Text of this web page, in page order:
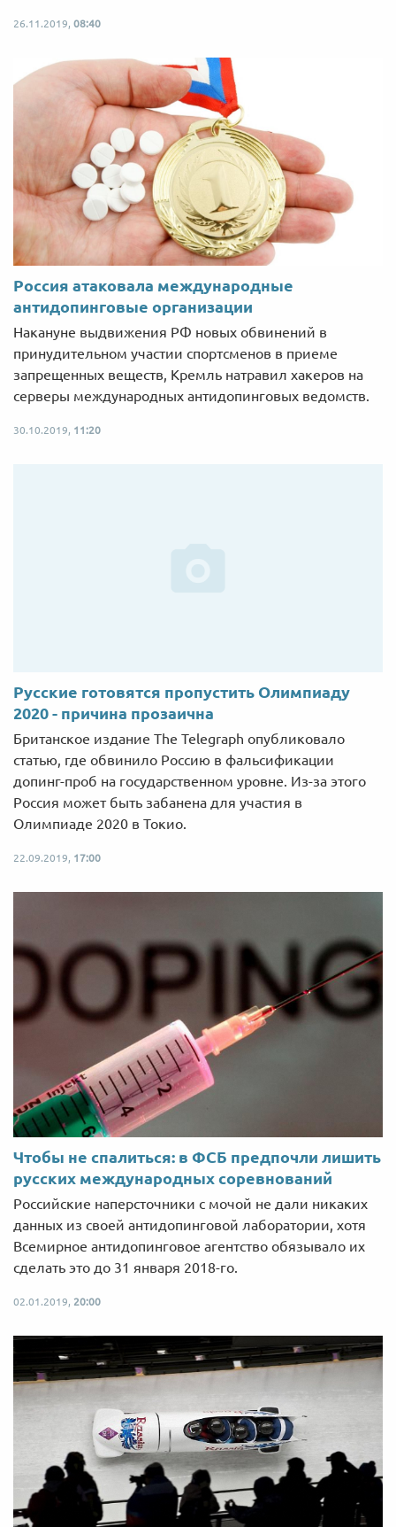
26.11.2019, 08:40
Россия атаковала международные
антидопинговые организации
Накануне выдвижения РФ новых обвинений в
принудительном участии спортсменов в приеме
запрещенных веществ, Кремль натравил хакеров на
серверы международных антидопинговых ведомств.
30.10.2019, 11:20
Русские готовятся пропустить Олимпиаду
2020 - причина прозаична
Британское издание The Telegraph опубликовало
статью, где обвинило Россию в фальсификации
допинг-проб на государственном уровне. Из-за этого
Россия может быть забанена для участия в
Олимпиаде 2020 в Токио.
22.09.2019, 17:00
Чтобы не спалиться: в ФСБ предпочли лишить
русских международных соревнований
Российские наперсточники с мочой не дали никаких
данных из своей антидопинговой лаборатории, хотя
Всемирное антидопинговое агентство обязывало их
сделать это до 31 января 2018-го.
02.01.2019, 20:00